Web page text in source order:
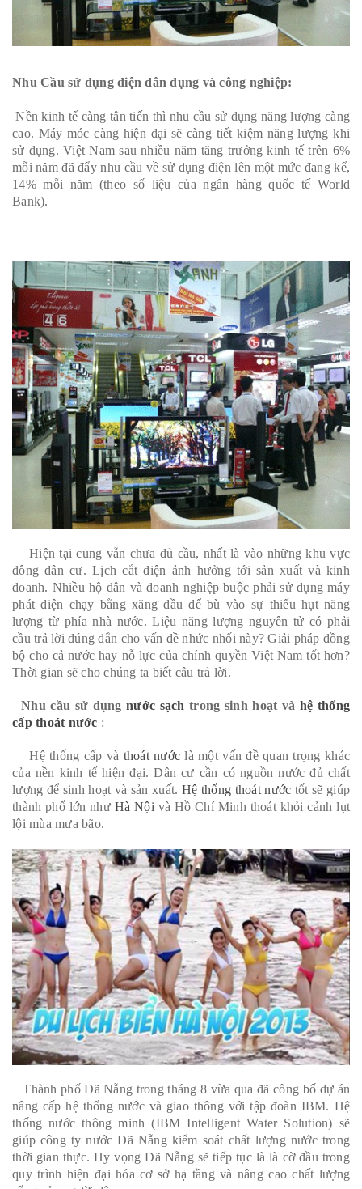
Nền kinh tế càng tân tiến thì nhu cầu sử dụng năng lượng càng
cao. Máy móc càng hiện đại sẽ càng tiết kiệm năng lượng khi
sử dụng. Việt Nam sau nhiều năm tăng trưởng kinh tế trên 6%
mỗi năm đã đẩy nhu cầu về sử dụng điện lên một mức đang kể,
14% mỗi năm (theo số liệu của ngân hàng quốc tế World
Bank).
Hiện tại cung vẫn chưa đủ cầu, nhất là vào những khu vực
đông dân cư. Lịch cắt điện ảnh hưởng tới sản xuất và kinh
doanh. Nhiều hộ dân và doanh nghiệp buộc phải sử dụng máy
phát điện chạy bằng xăng dầu để bù vào sự thiếu hụt năng
lượng từ phía nhà nước. Liệu năng lượng nguyên tử có phải
cầu trả lời đúng đắn cho vấn đề nhức nhối này? Giải pháp đồng
bộ cho cả nước hay nỗ lực của chính quyền Việt Nam tốt hơn?
Thời gian sẽ cho chúng ta biết câu trả lời.
Nhu cầu sử dụng nước sạch trong sinh hoạt và hệ thống
cấp thoát nước :
Hệ thống cấp và thoát nước là một vấn đề quan trọng khác
của nền kinh tế hiện đại. Dân cư cần có nguồn nước đủ chất
lượng để sinh hoạt và sản xuất. Hệ thống thoát nước tốt sẽ giúp
thành phố lớn như Hà Nội và Hồ Chí Minh thoát khỏi cảnh lụt
lội mùa mưa bão.
Thành phố Đã Nẵng trong tháng 8 vừa qua đã công bố dự án
nâng cấp hệ thống nước và giao thông với tập đoàn IBM. Hệ
thống nước thông minh (IBM Intelligent Water Solution) sẽ
giúp công ty nước Đã Nẵng kiểm soát chất lượng nước trong
thời gian thực. Hy vọng Đã Nẵng sẽ tiếp tục là là cờ đầu trong
quy trình hiện đại hóa cơ sở hạ tầng và nâng cao chất lượng